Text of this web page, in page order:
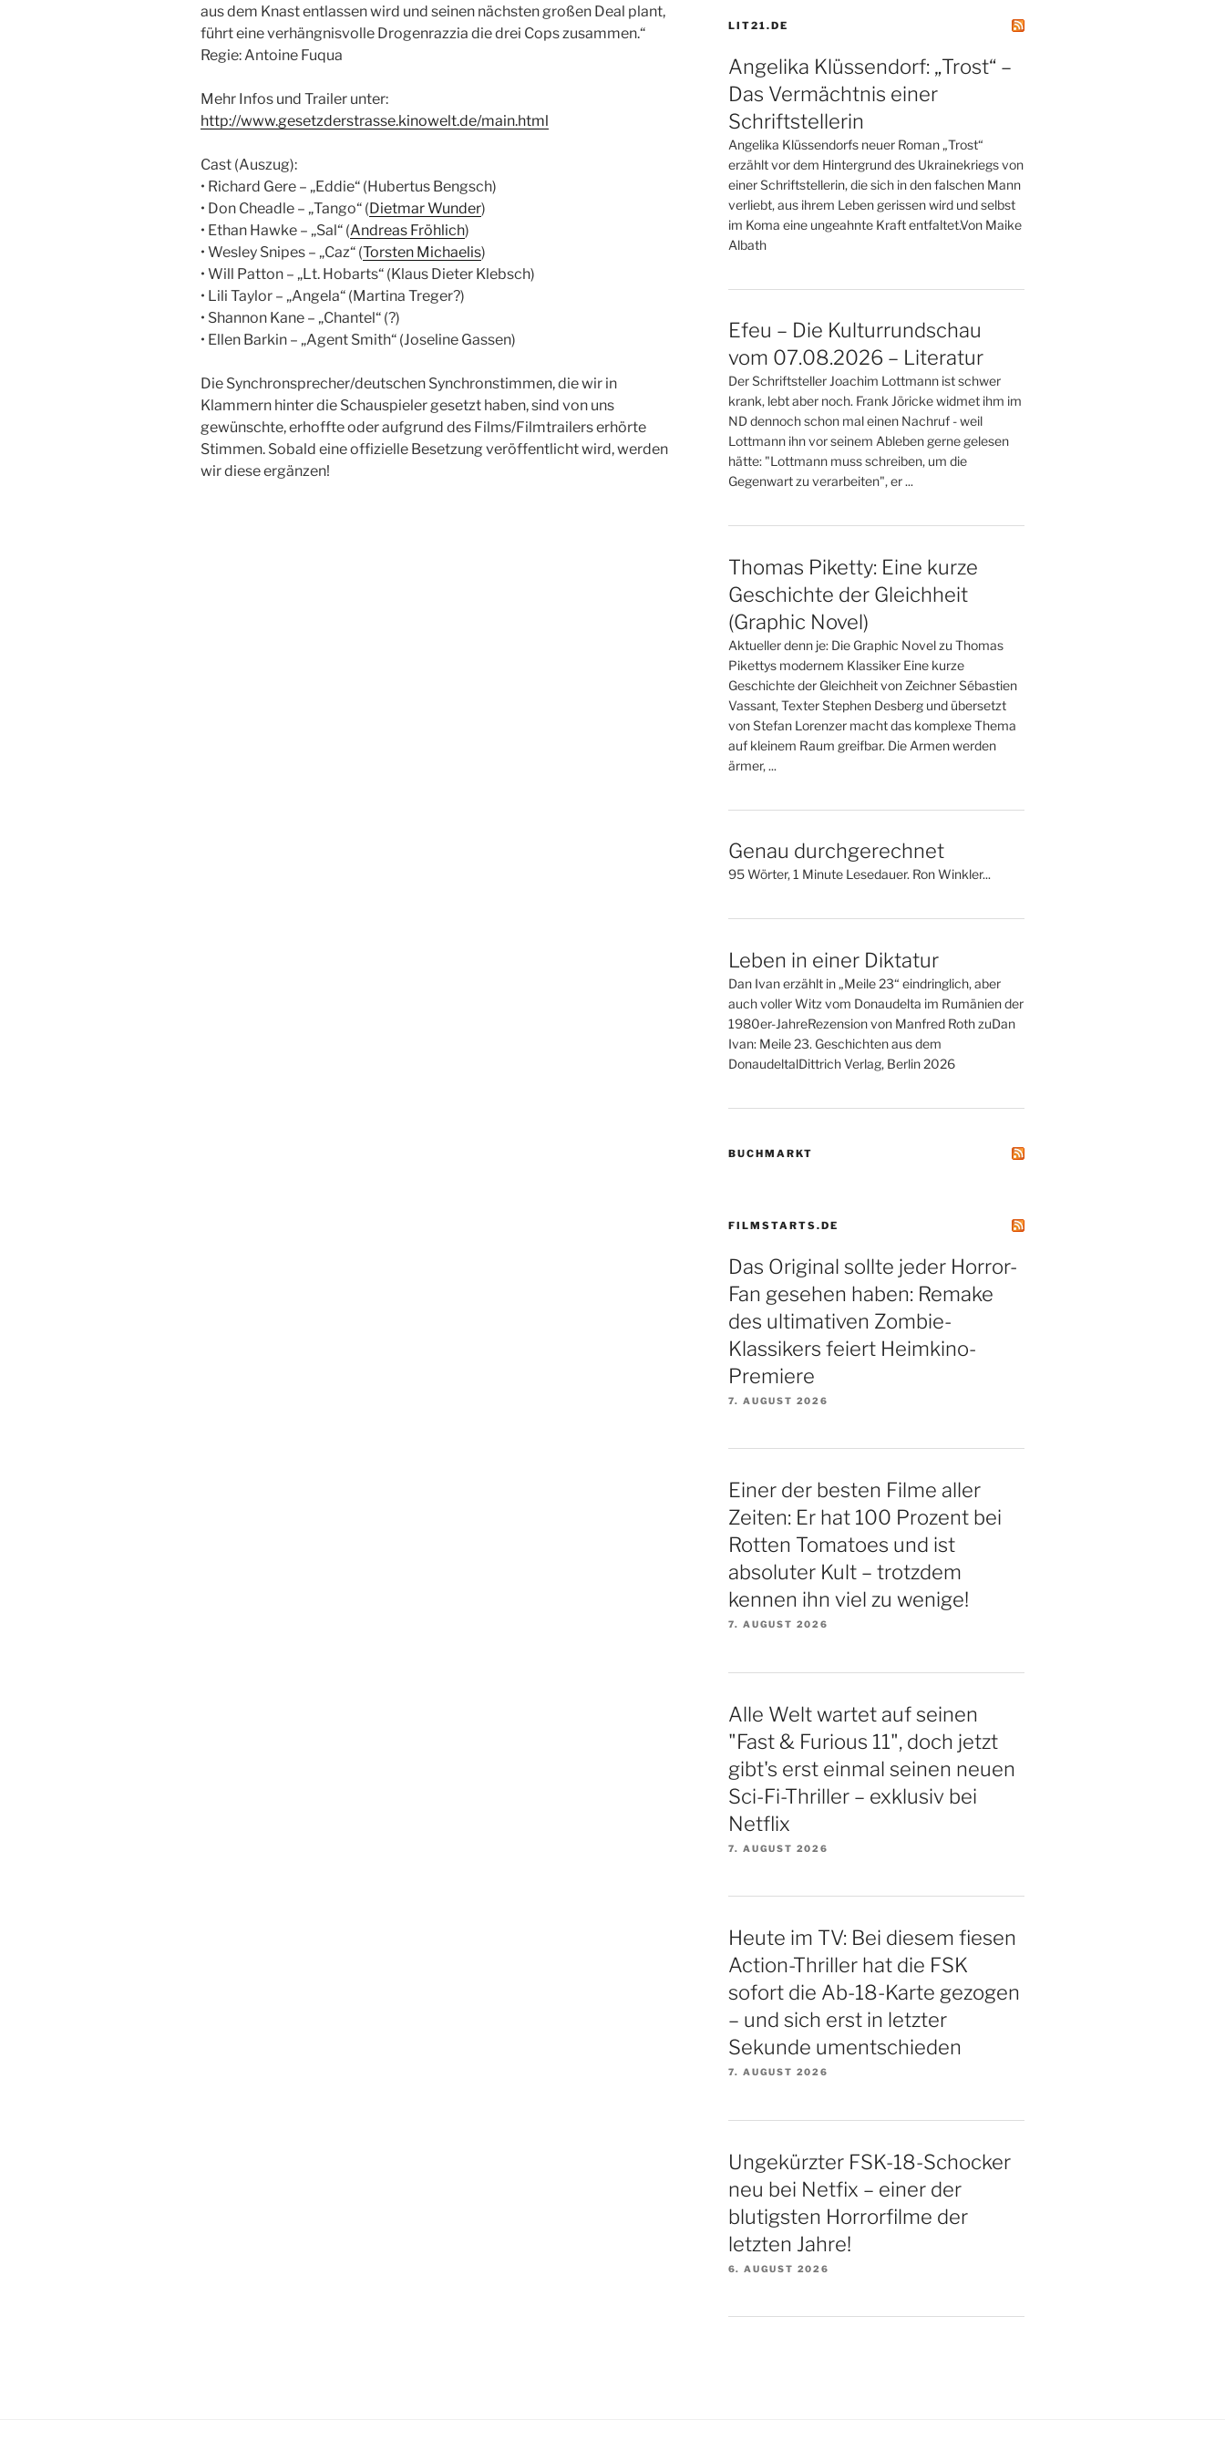
aus dem Knast entlassen wird und seinen nächsten großen Deal plant,
führt eine verhängnisvolle Drogenrazzia die drei Cops zusammen.“
Regie: Antoine Fuqua
Mehr Infos und Trailer unter:
http://www.gesetzderstrasse.kinowelt.de/main.html
Cast (Auszug):
• Richard Gere – „Eddie“ (Hubertus Bengsch)
• Don Cheadle – „Tango“ (Dietmar Wunder)
• Ethan Hawke – „Sal“ (Andreas Fröhlich)
• Wesley Snipes – „Caz“ (Torsten Michaelis)
• Will Patton – „Lt. Hobarts“ (Klaus Dieter Klebsch)
• Lili Taylor – „Angela“ (Martina Treger?)
• Shannon Kane – „Chantel“ (?)
• Ellen Barkin – „Agent Smith“ (Joseline Gassen)
Die Synchronsprecher/deutschen Synchronstimmen, die wir in
Klammern hinter die Schauspieler gesetzt haben, sind von uns
gewünschte, erhoffte oder aufgrund des Films/Filmtrailers erhörte
Stimmen. Sobald eine offizielle Besetzung veröffentlicht wird, werden
wir diese ergänzen!
LIT21.DE
Angelika Klüssendorf: „Trost“ –
Das Vermächtnis einer
Schriftstellerin
Angelika Klüssendorfs neuer Roman „Trost“
erzählt vor dem Hintergrund des Ukrainekriegs von
einer Schriftstellerin, die sich in den falschen Mann
verliebt, aus ihrem Leben gerissen wird und selbst
im Koma eine ungeahnte Kraft entfaltet.Von Maike
Albath
Efeu – Die Kulturrundschau
vom 07.08.2026 – Literatur
Der Schriftsteller Joachim Lottmann ist schwer
krank, lebt aber noch. Frank Jöricke widmet ihm im
ND dennoch schon mal einen Nachruf - weil
Lottmann ihn vor seinem Ableben gerne gelesen
hätte: "Lottmann muss schreiben, um die
Gegenwart zu verarbeiten", er ...
Thomas Piketty: Eine kurze
Geschichte der Gleichheit
(Graphic Novel)
Aktueller denn je: Die Graphic Novel zu Thomas
Pikettys modernem Klassiker Eine kurze
Geschichte der Gleichheit von Zeichner Sébastien
Vassant, Texter Stephen Desberg und übersetzt
von Stefan Lorenzer macht das komplexe Thema
auf kleinem Raum greifbar. Die Armen werden
ärmer, ...
Genau durchgerechnet
95 Wörter, 1 Minute Lesedauer. Ron Winkler...
Leben in einer Diktatur
Dan Ivan erzählt in „Meile 23“ eindringlich, aber
auch voller Witz vom Donaudelta im Rumänien der
1980er-JahreRezension von Manfred Roth zuDan
Ivan: Meile 23. Geschichten aus dem
DonaudeltalDittrich Verlag, Berlin 2026
BUCHMARKT
FILMSTARTS.DE
Das Original sollte jeder Horror-
Fan gesehen haben: Remake
des ultimativen Zombie-
Klassikers feiert Heimkino-
Premiere
7. AUGUST 2026
Einer der besten Filme aller
Zeiten: Er hat 100 Prozent bei
Rotten Tomatoes und ist
absoluter Kult – trotzdem
kennen ihn viel zu wenige!
7. AUGUST 2026
Alle Welt wartet auf seinen
"Fast & Furious 11", doch jetzt
gibt's erst einmal seinen neuen
Sci-Fi-Thriller – exklusiv bei
Netflix
7. AUGUST 2026
Heute im TV: Bei diesem fiesen
Action-Thriller hat die FSK
sofort die Ab-18-Karte gezogen
– und sich erst in letzter
Sekunde umentschieden
7. AUGUST 2026
Ungekürzter FSK-18-Schocker
neu bei Netfix – einer der
blutigsten Horrorfilme der
letzten Jahre!
6. AUGUST 2026